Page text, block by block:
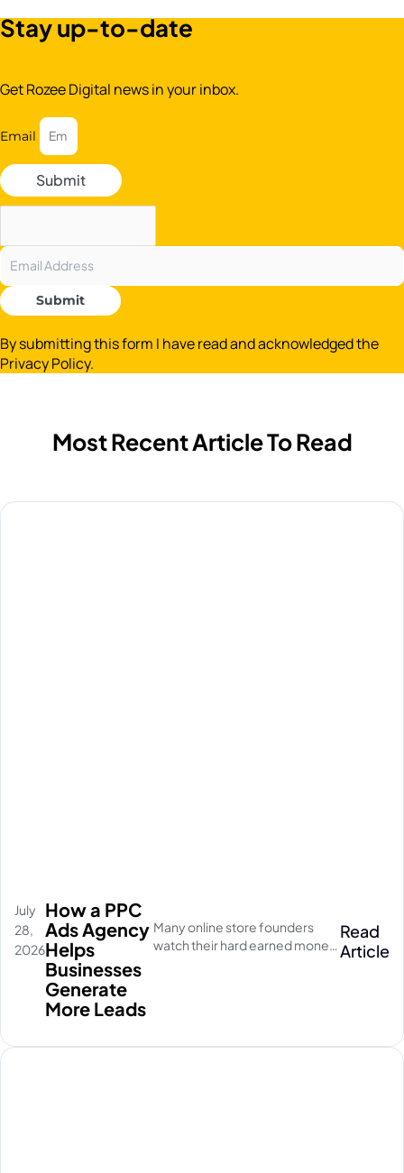
Stay up-to-date
Get Rozee Digital news in your inbox.
Email
Submit
Submit
By submitting this form I have read and acknowledged the
Privacy Policy.
Most Recent Article To Read
How a PPC
Ads Agency
Helps
Businesses
Generate
More Leads
July
28,
2026
Many online store founders
watch their hard earned money
Read
Article